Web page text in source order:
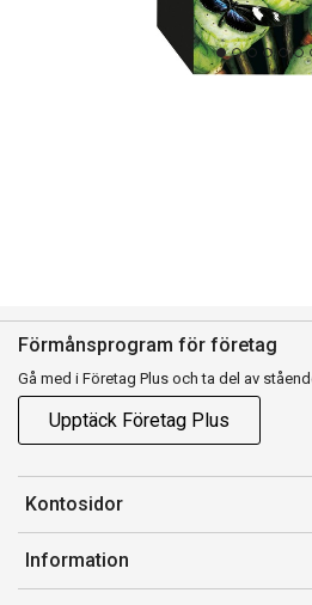
Förmånsprogram för företag
Gå med i Företag Plus och ta del av
Upptäck Företag Plus
Kontosidor
Mina sidor
Orderhistorik
Information